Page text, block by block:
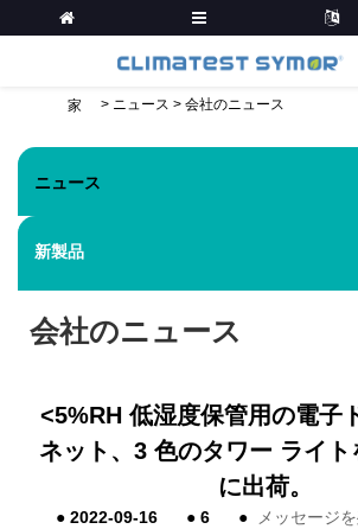
家 > ニュース > 会社のニュース
ニュース
新製品
会社のニュース
<5%RH 低湿度保管用の電子
ネット、3 色のタワー ライト
に出荷。
●2022-09-16 ●6 ● メッセージ